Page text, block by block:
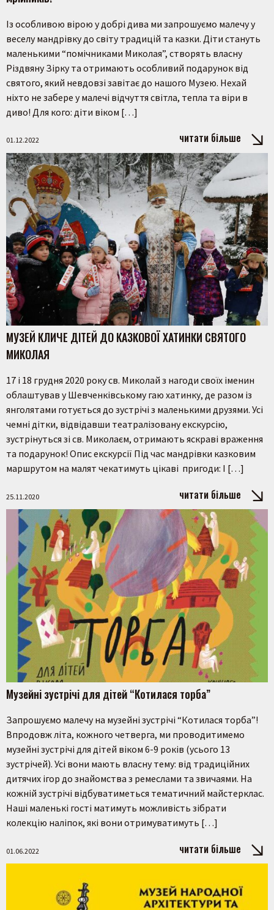
Із особливою вірою у добрі дива ми запрошуємо малечу у
веселу мандрівку до світу традицій та казки. Діти стануть
маленькими “помічниками Миколая”, створять власну
Різдвяну Зірку та отримають особливий подарунок від
святого, який невдовзі завітає до нашого Музею. Нехай
ніхто не забере у малечі відчуття світла, тепла та віри в
диво! Для кого: діти віком […]
01.12.2022 читати більше
МУЗЕЙ КЛИЧЕ ДІТЕЙ ДО КАЗКОВОЇ ХАТИНКИ СВЯТОГО
МИКОЛАЯ
17 і 18 грудня 2020 року св. Миколай з нагоди своїх іменин
облаштував у Шевченківському гаю хатинку, де разом із
янголятами готується до зустрічі з маленькими друзями. Усі
чемні дітки, відвідавши театралізовану екскурсію,
зустрінуться зі св. Миколаєм, отримають яскраві враження
та подарунок! Опис екскурсії Під час мандрівки казковим
маршрутом на малят чекатимуть цікаві пригоди: І […]
25.11.2020 читати більше
Музейні зустрічі для дітей “Котилася торба”
Запрошуємо малечу на музейні зустрічі “Котилася торба”!
Впродовж літа, кожного четверга, ми проводитимемо
музейні зустрічі для дітей віком 6-9 років (усього 13
зустрічей). Усі вони мають власну тему: від традиційних
дитячих ігор до знайомства з ремеслами та звичаями. На
кожній зустрічі відбуватиметься тематичний майстерклас.
Наші маленькі гості матимуть можливість зібрати
колекцію наліпок, які вони отримуватимуть […]
01.06.2022 читати більше